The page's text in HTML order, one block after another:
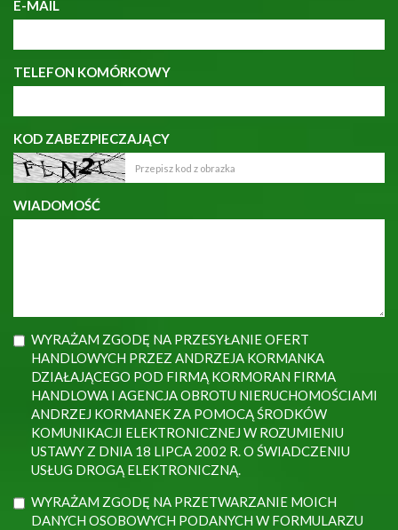
E-MAIL
TELEFON KOMÓRKOWY
KOD ZABEZPIECZAJĄCY
WIADOMOŚĆ
WYRAŻAM ZGODĘ NA PRZESYŁANIE OFERT
HANDLOWYCH PRZEZ ANDRZEJA KORMANKA
DZIAŁAJĄCEGO POD FIRMĄ KORMORAN FIRMA
HANDLOWA I AGENCJA OBROTU NIERUCHOMOŚCIAMI
ANDRZEJ KORMANEK ZA POMOCĄ ŚRODKÓW
KOMUNIKACJI ELEKTRONICZNEJ W ROZUMIENIU
USTAWY Z DNIA 18 LIPCA 2002 R. O ŚWIADCZENIU
USŁUG DROGĄ ELEKTRONICZNĄ.
WYRAŻAM ZGODĘ NA PRZETWARZANIE MOICH
DANYCH OSOBOWYCH PODANYCH W FORMULARZU